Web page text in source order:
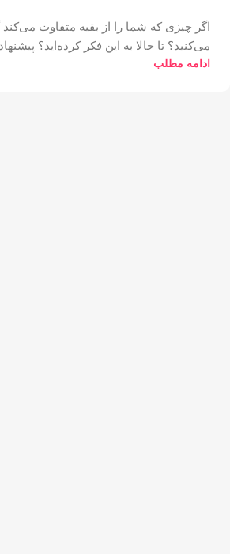
اگر چیزی که شما را از بقیه متفاوت
می‌کنید؟ تا حالا به این فکر کرده‌اید؟
ادامه مطلب